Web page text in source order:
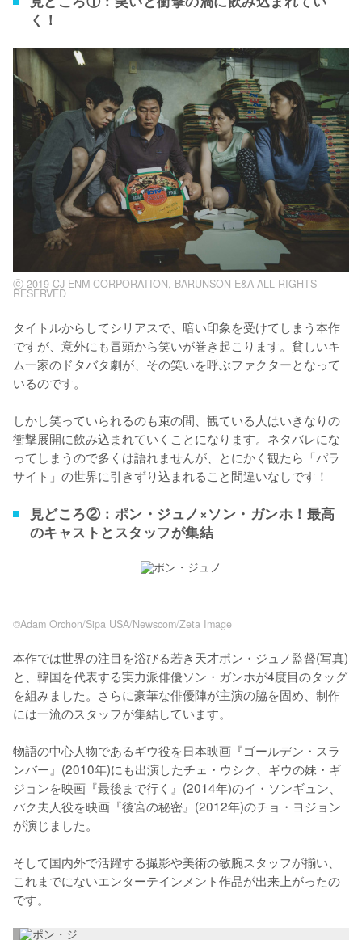
く！
ⓒ 2019 CJ ENM CORPORATION, BARUNSON E&A ALL RIGHTS
RESERVED
タイトルからしてシリアスで、暗い印象を受けてしまう本作
ですが、意外にも冒頭から笑いが巻き起こります。貧しいキ
ム一家のドタバタ劇が、その笑いを呼ぶファクターとなって
いるのです。
しかし笑っていられるのも束の間、観ている人はいきなりの
衝撃展開に飲み込まれていくことになります。ネタバレにな
ってしまうので多くは語れませんが、とにかく観たら「パラ
サイト」の世界に引きずり込まれること間違いなしです！
見どころ②：ポン・ジュノ×ソン・ガンホ！最高
のキャストとスタッフが集結
©Adam Orchon/Sipa USA/Newscom/Zeta Image
本作では世界の注目を浴びる若き天才ポン・ジュノ監督(写真)
と、韓国を代表する実力派俳優ソン・ガンホが4度目のタッグ
を組みました。さらに豪華な俳優陣が主演の脇を固め、制作
には一流のスタッフが集結しています。
物語の中心人物であるギウ役を日本映画『ゴールデン・スラ
ンバー』(2010年)にも出演したチェ・ウシク、ギウの妹・ギ
ジョンを映画『最後まで行く』(2014年)のイ・ソンギュン、
パク夫人役を映画『後宮の秘密』(2012年)のチョ・ヨジョン
が演じました。
そして国内外で活躍する撮影や美術の敏腕スタッフが揃い、
これまでにないエンターテインメント作品が出来上がったの
です。